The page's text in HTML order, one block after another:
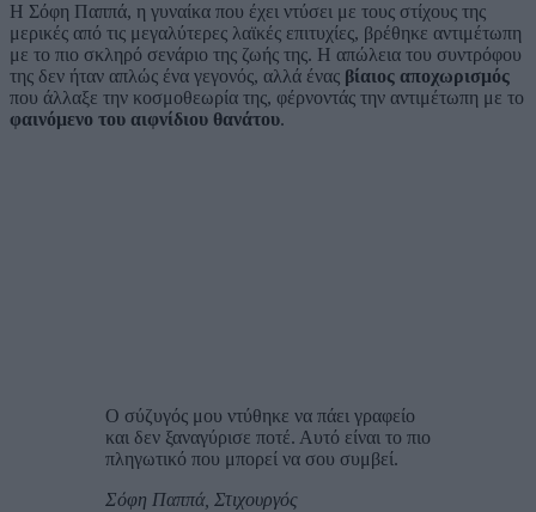
Η Σόφη Παππά, η γυναίκα που έχει ντύσει με τους στίχους της
μερικές από τις μεγαλύτερες λαϊκές επιτυχίες, βρέθηκε αντιμέτωπη
με το πιο σκληρό σενάριο της ζωής της. Η απώλεια του συντρόφου
της δεν ήταν απλώς ένα γεγονός, αλλά ένας βίαιος αποχωρισμός
που άλλαξε την κοσμοθεωρία της, φέρνοντάς την αντιμέτωπη με το
φαινόμενο του αιφνίδιου θανάτου.
Ο σύζυγός μου ντύθηκε να πάει γραφείο
και δεν ξαναγύρισε ποτέ. Αυτό είναι το πιο
πληγωτικό που μπορεί να σου συμβεί.
Σόφη Παππά, Στιχουργός